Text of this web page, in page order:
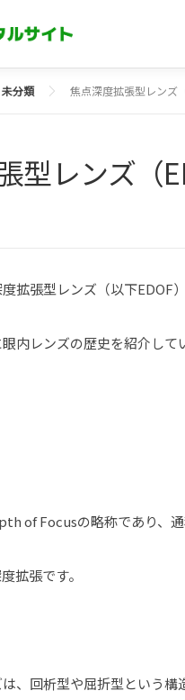
未分類 焦点深度拡張型レンズ
型レンズ（
拡張型レンズ（以下EDOF）
内レンズの歴史を紹介し
of Focusの略称であり、通
拡張です。
、回析型や屈折型という構